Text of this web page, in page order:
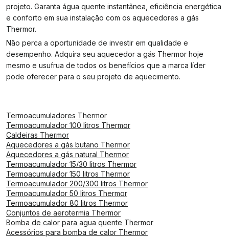
projeto. Garanta água quente instantânea, eficiência energética
e conforto em sua instalação com os aquecedores a gás
Thermor.
Não perca a oportunidade de investir em qualidade e
desempenho. Adquira seu aquecedor a gás Thermor hoje
mesmo e usufrua de todos os benefícios que a marca líder
pode oferecer para o seu projeto de aquecimento.
Termoacumuladores Thermor
Termoacumulador 100 litros Thermor
Caldeiras Thermor
Aquecedores a gás butano Thermor
Aquecedores a gás natural Thermor
Termoacumulador 15/30 litros Thermor
Termoacumulador 150 litros Thermor
Termoacumulador 200/300 litros Thermor
Termoacumulador 50 litros Thermor
Termoacumulador 80 litros Thermor
Conjuntos de aerotermia Thermor
Bomba de calor para agua quente Thermor
Acessórios para bomba de calor Thermor